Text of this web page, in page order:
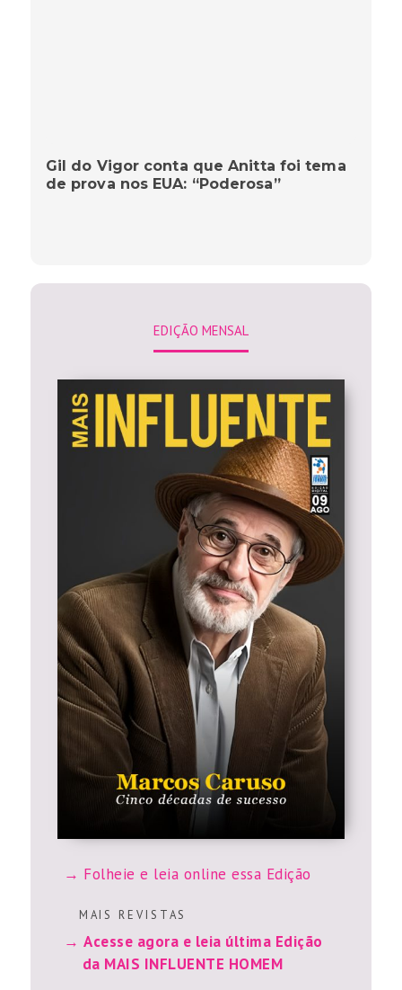
Gil do Vigor conta que Anitta foi tema
de prova nos EUA: “Poderosa”
EDIÇÃO MENSAL
Folheie e leia online essa Edição
M A I S R E V I S T A S
Acesse agora e leia última Edição
da MAIS INFLUENTE HOMEM